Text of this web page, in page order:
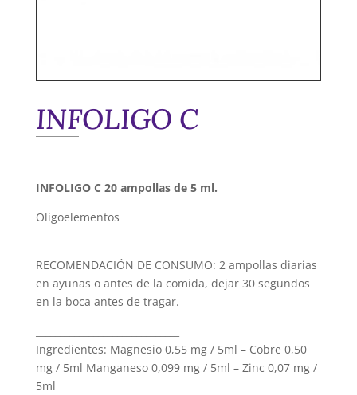
INFOLIGO C
INFOLIGO C 20 ampollas de 5 ml.
Oligoelementos
RECOMENDACIÓN DE CONSUMO: 2 ampollas diarias
en ayunas o antes de la comida, dejar 30 segundos
en la boca antes de tragar.
Ingredientes: Magnesio 0,55 mg / 5ml – Cobre 0,50
mg / 5ml Manganeso 0,099 mg / 5ml – Zinc 0,07 mg /
5ml